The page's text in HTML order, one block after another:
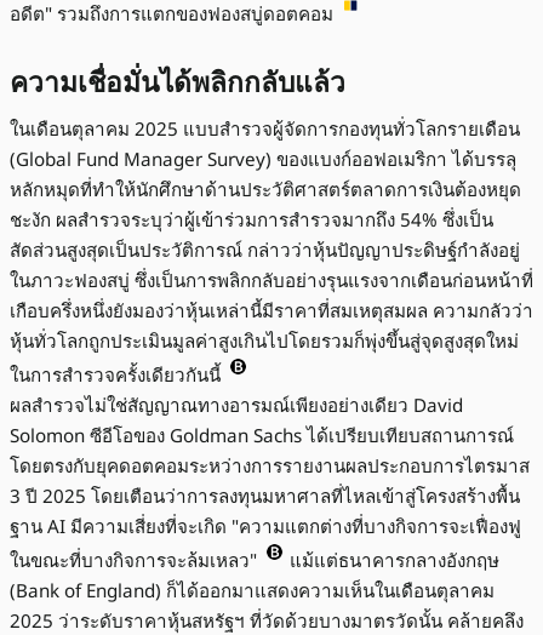
อดีต" รวมถึงการแตกของฟองสบู่ดอตคอม
ความเชื่อมั่นได้พลิกกลับแล้ว
ในเดือนตุลาคม 2025 แบบสำรวจผู้จัดการกองทุนทั่วโลกรายเดือน
(Global Fund Manager Survey) ของแบงก์ออฟอเมริกา ได้บรรลุ
หลักหมุดที่ทำให้นักศึกษาด้านประวัติศาสตร์ตลาดการเงินต้องหยุด
ชะงัก ผลสำรวจระบุว่าผู้เข้าร่วมการสำรวจมากถึง 54% ซึ่งเป็น
สัดส่วนสูงสุดเป็นประวัติการณ์ กล่าวว่าหุ้นปัญญาประดิษฐ์กำลังอยู่
ในภาวะฟองสบู่ ซึ่งเป็นการพลิกกลับอย่างรุนแรงจากเดือนก่อนหน้าที่
เกือบครึ่งหนึ่งยังมองว่าหุ้นเหล่านี้มีราคาที่สมเหตุสมผล ความกลัวว่า
หุ้นทั่วโลกถูกประเมินมูลค่าสูงเกินไปโดยรวมก็พุ่งขึ้นสู่จุดสูงสุดใหม่
ในการสำรวจครั้งเดียวกันนี้
ผลสำรวจไม่ใช่สัญญาณทางอารมณ์เพียงอย่างเดียว David
Solomon ซีอีโอของ Goldman Sachs ได้เปรียบเทียบสถานการณ์
โดยตรงกับยุคดอตคอมระหว่างการรายงานผลประกอบการไตรมาส
3 ปี 2025 โดยเตือนว่าการลงทุนมหาศาลที่ไหลเข้าสู่โครงสร้างพื้น
ฐาน AI มีความเสี่ยงที่จะเกิด "ความแตกต่างที่บางกิจการจะเฟื่องฟู
ในขณะที่บางกิจการจะล้มเหลว"
แม้แต่ธนาคารกลางอังกฤษ
(Bank of England) ก็ได้ออกมาแสดงความเห็นในเดือนตุลาคม
2025 ว่าระดับราคาหุ้นสหรัฐฯ ที่วัดด้วยบางมาตรวัดนั้น คล้ายคลึง